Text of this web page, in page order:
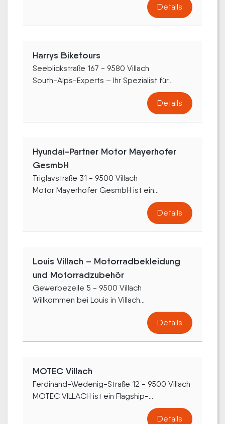
Details
Harrys Biketours
Seeblickstraße 167 - 9580 Villach
South-Alps-Experts – Ihr Spezialist für...
Details
Hyundai-Partner Motor Mayerhofer
GesmbH
Triglavstraße 31 - 9500 Villach
Motor Mayerhofer GesmbH ist ein...
Details
Louis Villach – Motorradbekleidung
und Motorradzubehör
Gewerbezeile 5 - 9500 Villach
Willkommen bei Louis in Villach...
Details
MOTEC Villach
Ferdinand-Wedenig-Straße 12 - 9500 Villach
MOTEC VILLACH ist ein Flagship-...
Details